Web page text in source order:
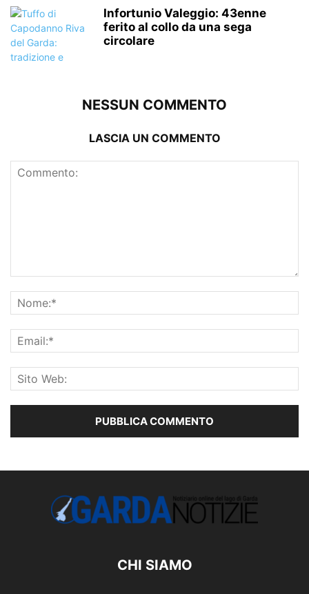
Infortunio Valeggio: 43enne
ferito al collo da una sega
circolare
NESSUN COMMENTO
LASCIA UN COMMENTO
CHI SIAMO